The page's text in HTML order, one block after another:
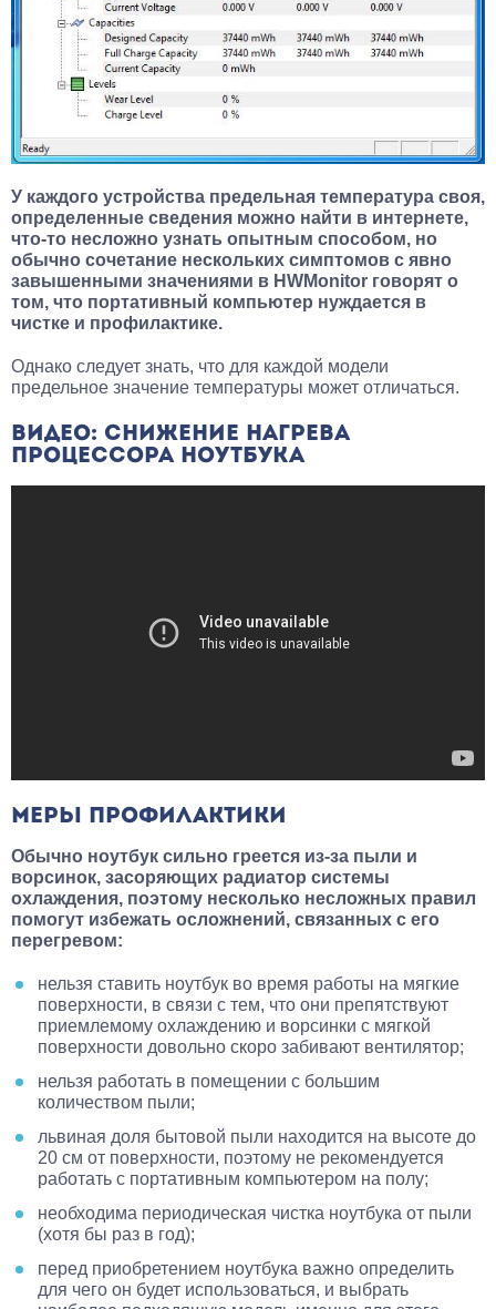
У каждого устройства предельная температура своя,
определенные сведения можно найти в интернете,
что-то несложно узнать опытным способом, но
обычно сочетание нескольких симптомов с явно
завышенными значениями в HWMonitor говорят о
том, что портативный компьютер нуждается в
чистке и профилактике.
Однако следует знать, что для каждой модели
предельное значение температуры может отличаться.
ВИДЕО: СНИЖЕНИЕ НАГРЕВА
ПРОЦЕССОРА НОУТБУКА
МЕРЫ ПРОФИЛАКТИКИ
Обычно ноутбук сильно греется из-за пыли и
ворсинок, засоряющих радиатор системы
охлаждения, поэтому несколько несложных правил
помогут избежать осложнений, связанных с его
перегревом:
нельзя ставить ноутбук во время работы на мягкие
поверхности, в связи с тем, что они препятствуют
приемлемому охлаждению и ворсинки с мягкой
поверхности довольно скоро забивают вентилятор;
нельзя работать в помещении с большим
количеством пыли;
львиная доля бытовой пыли находится на высоте до
20 см от поверхности, поэтому не рекомендуется
работать с портативным компьютером на полу;
необходима периодическая чистка ноутбука от пыли
(хотя бы раз в год);
перед приобретением ноутбука важно определить
для чего он будет использоваться, и выбрать